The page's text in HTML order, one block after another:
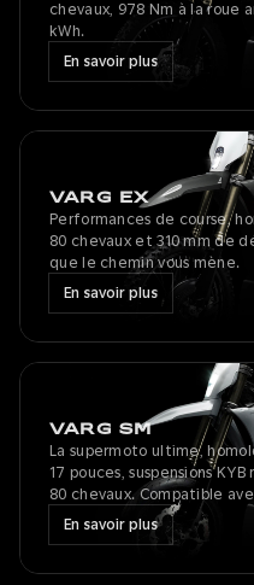
chevaux, 978 Nm à la
kWh.
En savoir plus
VARG EX
Performances de course,
80 chevaux et 310 mm de
que le chemin vous mène.
En savoir plus
VARG SM
La supermoto ultime,
17 pouces, suspensions
80 chevaux. Compatible
En savoir plus